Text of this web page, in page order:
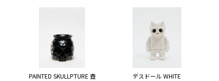
PAINTED SKULLPTURE 壺
デスドール WHITE